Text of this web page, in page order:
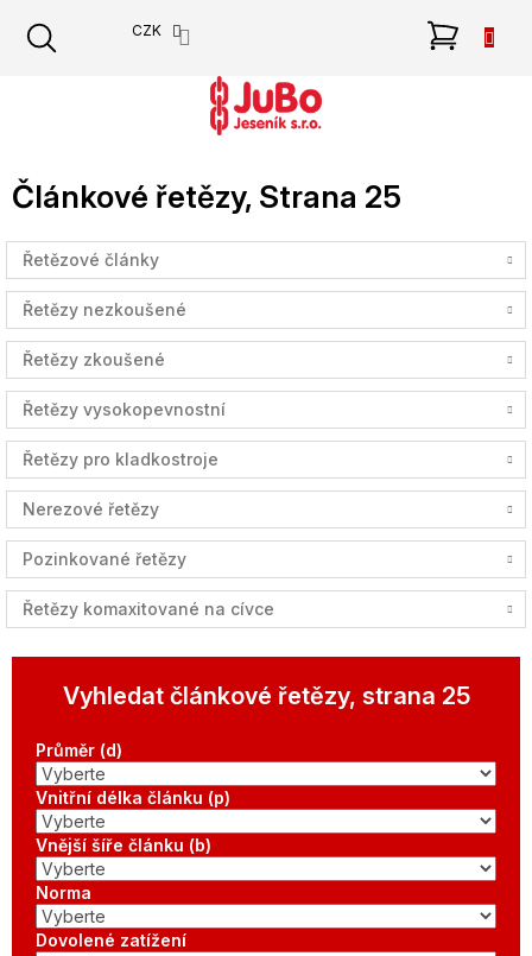
obsah
CZK
Článkové řetězy, Strana 25
Řetězové články
Řetězy nezkoušené
Řetězy zkoušené
Řetězy vysokopevnostní
Řetězy pro kladkostroje
Nerezové řetězy
Pozinkované řetězy
Řetězy komaxitované na cívce
Vyhledat článkové řetězy, strana 25
Průměr (d)
Vnitřní délka článku (p)
Vnější šíře článku (b)
Norma
Dovolené zatížení